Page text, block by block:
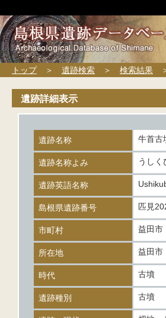
トップ＞ 遺跡検索 ＞ 検索結果
遺跡詳細表示
遺跡名称 牛首古
遺跡名称よみ うしく
遺跡英語名称
島根県遺跡番号 匹見
市町村 益田
所在地 益田
時代 古墳
遺跡種別 古墳